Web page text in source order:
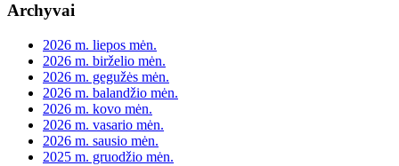
Archyvai
2026 m. liepos mėn.
2026 m. birželio mėn.
2026 m. gegužės mėn.
2026 m. balandžio mėn.
2026 m. kovo mėn.
2026 m. vasario mėn.
2026 m. sausio mėn.
2025 m. gruodžio mėn.